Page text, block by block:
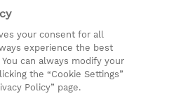
anzeigen
your consent for all
experience the best
can always modify your
the “Cookie Settings”
Policy” page.